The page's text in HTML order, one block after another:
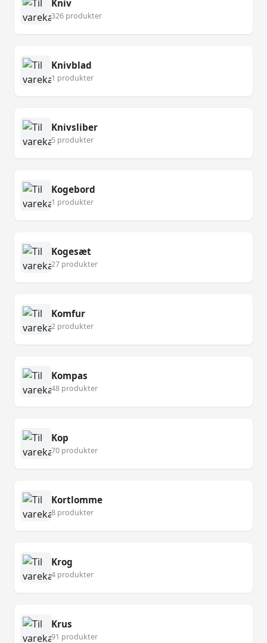
Kniv
326 produkter
Knivblad
1 produkter
Knivsliber
5 produkter
Kogebord
1 produkter
Kogesæt
27 produkter
Komfur
2 produkter
Kompas
48 produkter
Kop
70 produkter
Kortlomme
8 produkter
Krog
4 produkter
Krus
91 produkter